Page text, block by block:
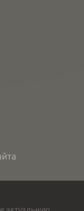
актуальную